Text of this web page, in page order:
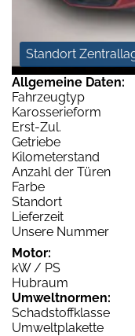
Standort
Allgemeine Daten:
Fahrzeugtyp
Karosserieform
Erst-Zul.
Getriebe
Kilometerstand
Anzahl der Türen
Farbe
Standort
Lieferzeit
Unsere Nummer
Motor:
kW / PS
Hubraum
Umweltnormen:
Schadstoffklasse
Umweltplakette